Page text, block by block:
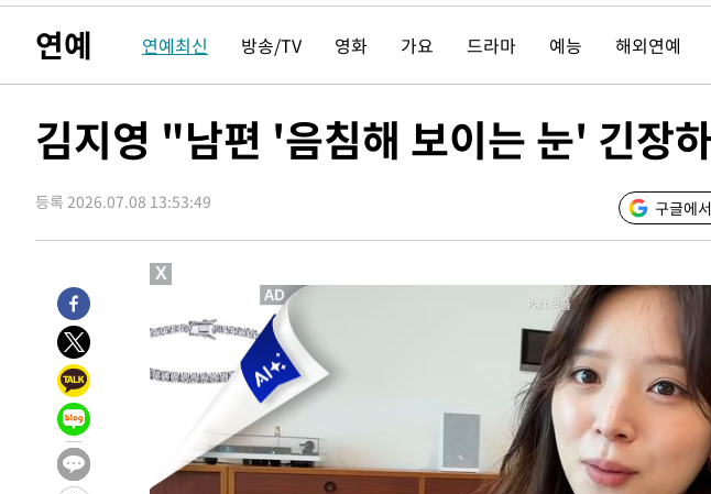
주 날씨]
-6239초 전 >
축구협회 "압수수색·성접대 논란 사과…쇄신의 기회로 삼겠다"
-4756초 전 >[속보]'압수수색·성접대 논란' 축구협회 "실망과 걱정 안겨드려 죄
3시간 전 >
[속보]뉴욕증시 상승 마감…S&P 0.6% 나스닥 1.3%↑
-29591초 전 >[속보]이강인 "감독님이 원하는 마음 느꼈고, 많은 트로피 원해 아
-29373초 전 >수도권 40도 육박 '펄펄'…동해안 일부 지역엔 호의주의보
온열질환 사망자 3명 늘어…누적 환자 3000명 돌파
-22287초 전 >
강릉에 시간당 81.4㎜ 물폭탄…도로 잠기고 담벼락 붕괴
-18394초 전 >
백운산서 80년근 천종산삼 9뿌리 발견…감정가 1.3억원
-16104초 전 >
선재도서 해루질 나섰다 실종 60대, 닷새 만에 숨진 채 발견
-13638초 전 >
남자 농구, 나고야 아시안게임서 '홈팀' 일본과 한일전
-13014초 전 >
여수 오동도 해상서 모터보트 전복…1명 사망·1명 실종
-9241초 전 >
극한폭염 한풀 꺾이지만…'낮 최고 35도' 무더위, 열대야 계속[다음
주 날씨]
-6259초 전 >
축구협회 "압수수색·성접대 논란 사과…쇄신의 기회로 삼겠다"
연예 연예최신 방송/TV 영화 가요 드라마 예능 해외연예
김지영 "남편 '음침해 보이는 눈' 긴장
등록 2026.07.08 13:53:49 구글에
X